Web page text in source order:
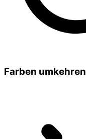
Farben umkehren